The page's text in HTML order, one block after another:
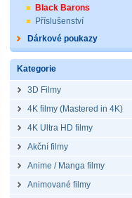
Black Barons
Příslušenství
Dárkové poukazy
Kategorie
3D Filmy
4K filmy (Mastered in 4K)
4K Ultra HD filmy
Akční filmy
Anime / Manga filmy
Animované filmy